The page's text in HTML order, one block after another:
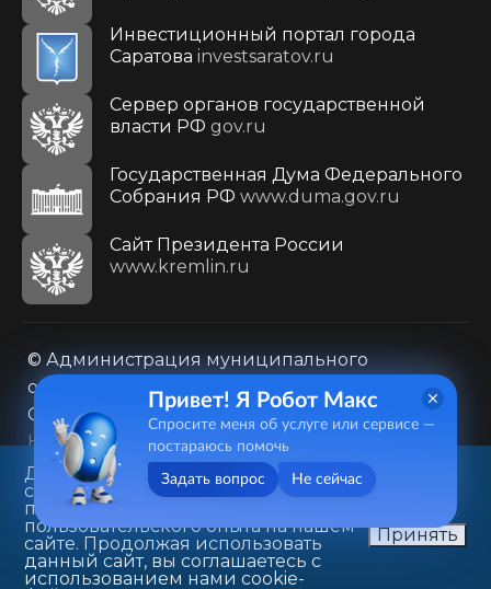
Инвестиционный портал города
Саратова investsaratov.ru
Сервер органов государственной
власти РФ gov.ru
Государственная Дума Федерального
Собрания РФ www.duma.gov.ru
Cайт Президента России
www.kremlin.ru
© Администрация муниципального
образования городского округа «Город
Саратов»
Контакты
Карта сайта
Политика в отношении обработки
персональных данных
410031, г. Саратов, ул. Первомайская, д. 78
+7(8452)26-02-49
Данный веб-сайт использует
cookie-файлы в целях
предоставления вам лучшего
пользовательского опыта на нашем
сайте. Продолжая использовать
данный сайт, вы соглашаетесь с
использованием нами cookie-
Принять
Привет! Я Робот Макс
Спросите меня об услуге или сервисе —
постараюсь помочь
Задать вопрос Не сейчас